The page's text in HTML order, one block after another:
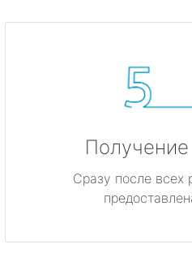
Получение
Сразу после всех